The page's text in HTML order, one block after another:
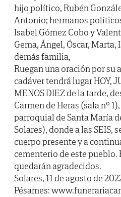
hijo político, Rubén
Antonio; hermanos
Isabel Gómez Cobo y
Gema, Ángel, Óscar,
demás familia,
Ruegan una oración por su
cadáver tendrá lugar HOY,
MENOS DIEZ de la tarde,
Carmen de Heras (sala nº
parroquial de Santa María
Solares), donde a las SEIS,
cuerpo presente y a
cementerio de este pueblo.
quedarán agradecidos.
Solares, 11 de agosto de
Pésames: